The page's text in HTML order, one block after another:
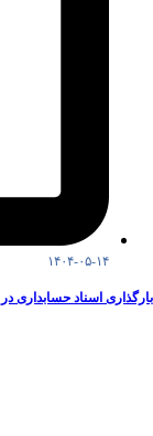
۱۴۰۴-۰۵-۱۴
بارگذاری اسناد حسابداری